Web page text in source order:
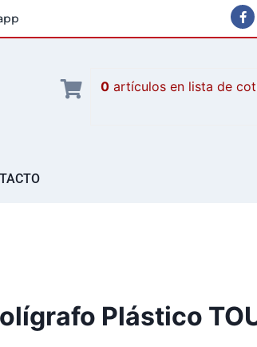
0 artículos
Plástico